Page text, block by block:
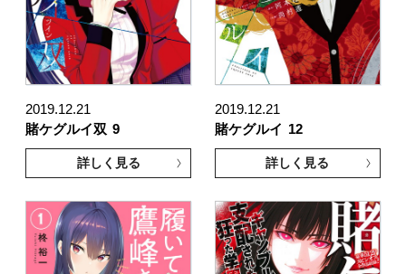
2019.12.21
賭ケグルイ双 9
詳しく見る
2019.12.21
賭ケグルイ 12
詳しく見る